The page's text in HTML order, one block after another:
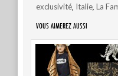
exclusivité, Italie, La
VOUS AIMEREZ AUSSI